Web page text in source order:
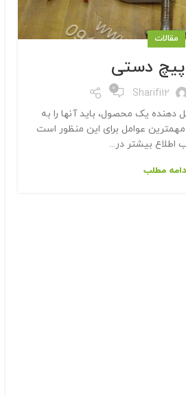
مقالات
پیچ دستی
Sharifi12
0
یک محصول، باید آنها را به
عوامل برای این منظور است
اطلاع بیشتر در...
مطلب